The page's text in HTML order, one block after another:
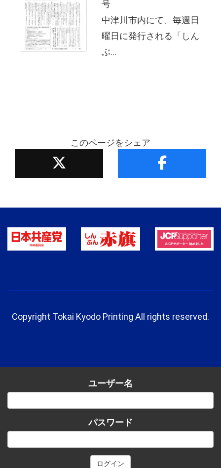
号
中津川市内にて、毎週日
曜日に発行される「しん
ぶ...
このページをシェア
Copyright Tokai Kyodo Printing All rights reserved.
ユーザー名
パスワード